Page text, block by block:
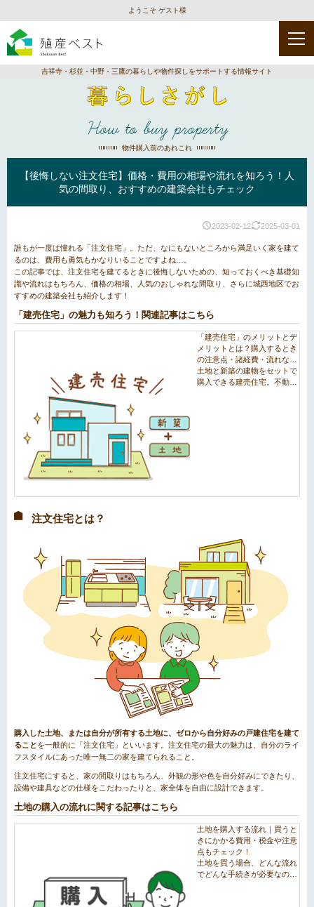
ようこそ ゲスト様
吉祥寺・杉並・中野・三鷹の暮らしや物件探しをサポートする情報サイト
How to buy property
物件購入前のあれこれ
【後悔しない注文住宅】価格・費用の相場や流れを知ろう！人
気の間取り、おすすめの建築会社もチェック
2023-02-12 2025-03-01
誰もが一度は憧れる「注文住宅」。ただ、なにもないところから満足いく家を建て
るのは、費用も勇気もかなりいることですよね…。
この記事では、注文住宅を建てるときに後悔しないための、知っておくべき基礎知
識や流れはもちろん、価格の相場、人気のおしゃれな間取り、さらに城西地区でお
すすめの建築会社も紹介します！
「建売住宅」の魅力も知ろう！関連記事はこちら
注文住宅とは？
購入した土地、または自分が所有する土地に、ゼロから自分好みの戸建住宅を建て
ること を一般的に「注文住宅」といいます。注文住宅の最大の魅力は、自分のライ
フスタイルにあった唯一無二の家を建てられること。
注文住宅にすると、家の間取りはもちろん、外観の形や色を自分好みにできたり、
設備や建具などの仕様をこだわったりと、家全体を自由に設計できます。
土地の購入の流れに関する記事はこちら